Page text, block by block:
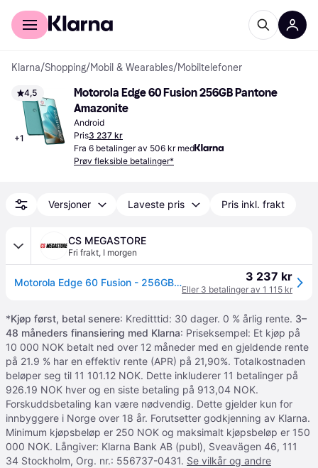
For kunder
Klarna/Shopping/Mobil & Wearables/Mobiltelefoner
4,5
+1
Motorola Edge 60 Fusion 256GB Pantone
Amazonite
Android
Pris3 237 kr
Fra 6 betalinger av 506 kr med
Prøv fleksible betalinger*
Versjoner Laveste pris Pris inkl. frakt
CS MEGASTORE
Fri frakt, I morgen
Motorola Edge 60 Fusion - 256GB/8GB - Amazonit 3 237 kr
Eller 3 betalinger av 1 115 kr
*Kjøp først, betal senere: Kreditttid: 30 dager. 0 % årlig rente. 3–
48 måneders finansiering med Klarna: Priseksempel: Et kjøp på
10 000 NOK betalt ned over 12 måneder med en gjeldende rente
på 21.9 % har en effektiv rente (APR) på 21,90%. Totalkostnaden
beløper seg til 11 101.12 NOK. Dette inkluderer 11 betalinger på
926.19 NOK hver og en siste betaling på 913,04 NOK.
Forskuddsbetaling kan være nødvendig. Dette gjelder kun for
innbyggere i Norge over 18 år. Forutsetter godkjenning av Klarna.
Minimum kjøpsbeløp er 250 NOK og maksimalt kjøpsbeløp er 150
000 NOK. Långiver: Klarna Bank AB (publ), Sveavägen 46, 111
34 Stockholm, Org. nr.: 556737-0431. Se vilkår og andre